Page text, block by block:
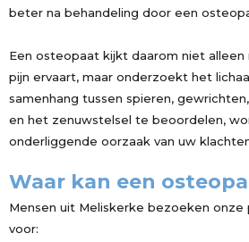
beter na behandeling door een
Een osteopaat kijkt daarom niet alleen
pijn ervaart, maar onderzoekt het
samenhang tussen spieren,
en het zenuwstelsel te beoordelen,
onderliggende oorzaak van uw
Waar kan een
Mensen uit Meliskerke bezoeken onze
voor: